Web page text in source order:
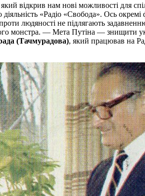
відкрив нам нові можливості для
діяльність «Радіо «Свобода». Ось
людяності не підлягають
монстра. — Мета Путіна — знищити
(Тачмурадова), який працював на